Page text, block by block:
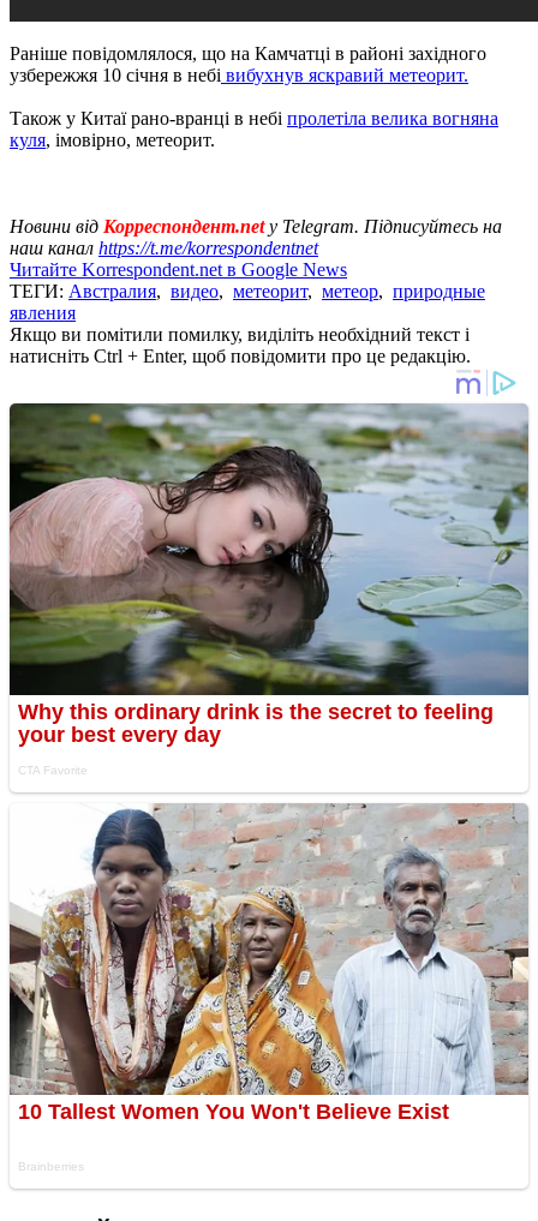
Раніше повідомлялося, що на Камчатці в районі західного
узбережжя 10 січня в небі вибухнув яскравий метеорит.
Також у Китаї рано-вранці в небі пролетіла велика вогняна
куля, імовірно, метеорит.
Новини від Корреспондент.netу Telegram. Підписуйтесь на
наш канал https://t.me/korrespondentnet
Читайте Korrespondent.net в Google News
ТЕГИ: Австралия, видео, метеорит, метеор, природные
явления
Якщо ви помітили помилку, виділіть необхідний текст і
натисніть Ctrl + Enter, щоб повідомити про це редакцію.